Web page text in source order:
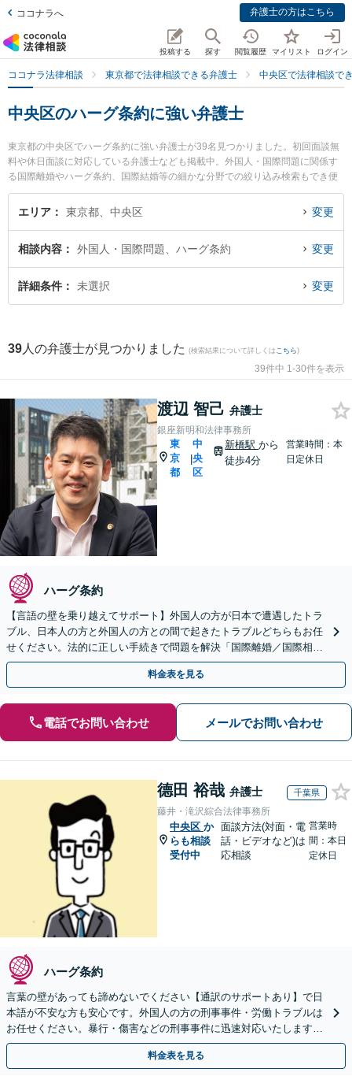
ココナラへ 弁護士の方はこちら
投稿する 探す 閲覧履歴 マイリスト ログイン
ココナラ法律相談 東京都で法律相談できる弁護士 中央区で法律相談で
中央区のハーグ条約に強い弁護士
東京都の中央区でハーグ条約に強い弁護士が39名見つかりました。初回面談無
料や休日面談に対応している弁護士なども掲載中。外国人・国際問題に関係す
る国際離婚やハーグ条約、国際結婚等の細かな分野での絞り込み検索もでき便
利です。特に銀座新明和法律事務所の渡辺 智己弁護士や東京中央総合法律事務
所の森崎 善明弁護士、En法律事務所の滝田 泰之弁護士のプロフィール情報や
ル解決の実績豊富な近くの弁護士を検索したい』『初回相談無料でハーグ条約
を法律相談できる中央区内の弁護士に相談予約したい』などでお困りの相談者
さんにおすすめです。
エリア 東京都、中央区 変更
相談内容 外国人・国際問題、ハーグ条約 変更
詳細条件 未選択 変更
39 人の弁護士が見つかりました (検索結果について詳しくは こちら)
39件中 1-30件を表示
渡辺 智己 弁護士
銀座新明和法律事務所
東
京
都
|
中
央
区
新橋駅から
徒歩4分
営業時間：本
日定休日
ハーグ条約
【言語の壁を乗り越えてサポート】外国人の方が日本で遭遇したトラ
ブル、日本人の方と外国人の方との間で起きたトラブルどちらもお任
せください。法的に正しい手続きで問題を解決「国際離婚／国際相続
／入国管理局の対応」
料金表を見る
電話でお問い合わせ メールでお問い合わせ
德田 裕哉 弁護士 千葉県
藤井・滝沢綜合法律事務所
中央区 か
らも相談
受付中
面談方法(対面・電
話・ビデオなど)は
応相談
営業時
間：本日
定休日
ハーグ条約
言葉の壁があっても諦めないでください【通訳のサポートあり】で日
本語が不安な方も安心です。外国人の方の刑事事件・労働トラブルは
お任せください。暴行・傷害などの刑事事件に迅速対応いたします。
【事前予約で休日・夜間面談可】
料金表を見る